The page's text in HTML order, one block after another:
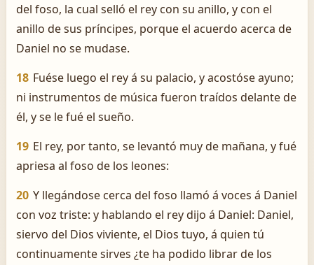
del foso, la cual selló el rey con su anillo, y con el
anillo de sus príncipes, porque el acuerdo acerca de
Daniel no se mudase.
18 Fuése luego el rey á su palacio, y acostóse ayuno;
ni instrumentos de música fueron traídos delante de
él, y se le fué el sueño.
19 El rey, por tanto, se levantó muy de mañana, y fué
apriesa al foso de los leones:
20 Y llegándose cerca del foso llamó á voces á Daniel
con voz triste: y hablando el rey dijo á Daniel: Daniel,
siervo del Dios viviente, el Dios tuyo, á quien tú
continuamente sirves ¿te ha podido librar de los